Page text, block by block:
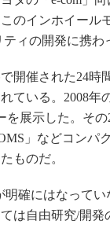
のインホイール
ィの開発に携わ
催された24時
ている。2008年
展示した。そ
」などコンパ
ものだ。
確にはなってい
は自由研究/開